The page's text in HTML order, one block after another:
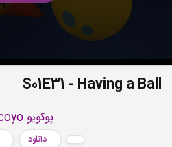
S01E31 - Having a Ball
پوکویو Pocoyo
دانلود